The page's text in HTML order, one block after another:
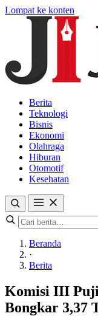
Lompat ke konten
Berita
Teknologi
Bisnis
Ekonomi
Olahraga
Hiburan
Otomotif
Kesehatan
Beranda
·
Berita
Komisi III Puji
Bongkar 3,37